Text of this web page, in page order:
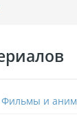
Фильмы и